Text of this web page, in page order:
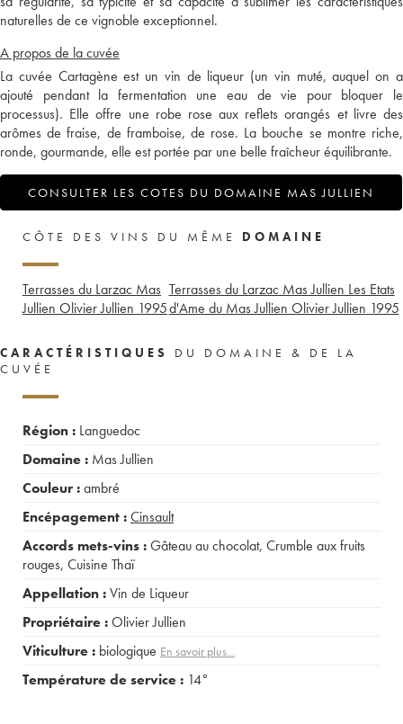
naturelles de ce vignoble exceptionnel.
A propos de la cuvée
La cuvée Cartagène est un vin de liqueur (un vin muté, auquel on a
ajouté pendant la fermentation une eau de vie pour bloquer le
processus). Elle offre une robe rose aux reflets orangés et livre des
arômes de fraise, de framboise, de rose. La bouche se montre riche,
ronde, gourmande, elle est portée par une belle fraîcheur équilibrante.
CONSULTER LES COTES DU DOMAINE MAS JULLIEN
CÔTE DES VINS DU MÊME DOMAINE
Terrasses du Larzac Mas
Jullien Olivier Jullien 1995
Terrasses du Larzac Mas Jullien Les Etats
d'Ame du Mas Jullien Olivier Jullien 1995
CARACTÉRISTIQUES
DU DOMAINE & DE LA
CUVÉE
Région : Languedoc
Domaine : Mas Jullien
Couleur :ambré
Encépagement :Cinsault
Accords mets-vins :Gâteau au chocolat, Crumble aux fruits
rouges, Cuisine Thaï
Appellation :Vin de Liqueur
Propriétaire :Olivier Jullien
Viticulture : biologique En savoir plus...
Température de service : 14°